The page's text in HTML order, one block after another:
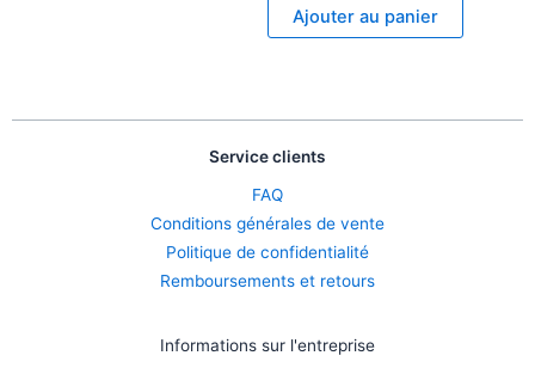
Ajouter au panier
Service clients
FAQ
Conditions générales de vente
Politique de confidentialité
Remboursements et retours
Informations sur l'entreprise